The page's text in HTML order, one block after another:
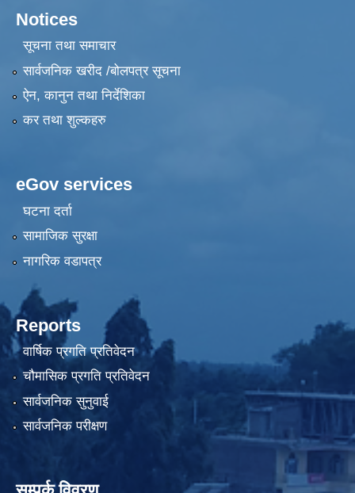
Notices
सूचना तथा समाचार
सार्वजनिक खरीद /बोलपत्र सूचना
ऐन, कानुन तथा निर्देशिका
कर तथा शुल्कहरु
eGov services
घटना दर्ता
सामाजिक सुरक्षा
नागरिक वडापत्र
Reports
वार्षिक प्रगति प्रतिवेदन
चौमासिक प्रगति प्रतिवेदन
सार्वजनिक सुनुवाई
सार्वजनिक परीक्षण